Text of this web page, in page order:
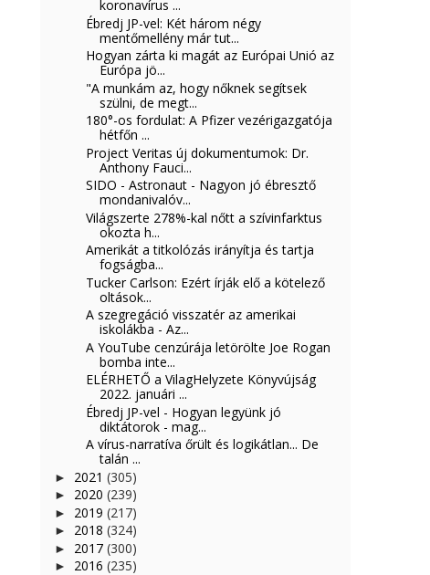
koronavírus ...
Ébredj JP-vel: Két három négy
mentőmellény már tut...
Hogyan zárta ki magát az Európai Unió az
Európa jö...
"A munkám az, hogy nőknek segítsek
szülni, de megt...
180°-os fordulat: A Pfizer vezérigazgatója
hétfőn ...
Project Veritas új dokumentumok: Dr.
Anthony Fauci...
SIDO - Astronaut - Nagyon jó ébresztő
mondanivalóv...
Világszerte 278%-kal nőtt a szívinfarktus
okozta h...
Amerikát a titkolózás irányítja és tartja
fogságba...
Tucker Carlson: Ezért írják elő a kötelező
oltások...
A szegregáció visszatér az amerikai
iskolákba - Az...
A YouTube cenzúrája letörölte Joe Rogan
bomba inte...
ELÉRHETŐ a VilagHelyzete Könyvújság
2022. januári ...
Ébredj JP-vel - Hogyan legyünk jó
diktátorok - mag...
A vírus-narratíva őrült és logikátlan... De
talán ...
► 2021 (305)
► 2020 (239)
► 2019 (217)
► 2018 (324)
► 2017 (300)
► 2016 (235)